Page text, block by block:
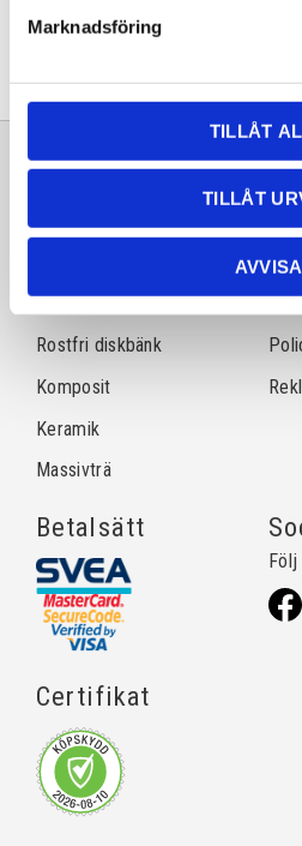
Marknadsföring
TILLÅT
TILLÅT
AVVISA
Sortiment
Natursten
Rostfri diskbänk
Komposit
Keramik
Massivträ
Betalsätt
Certifikat